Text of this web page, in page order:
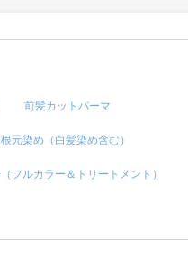
前髪カットパーマ
元染め（白髪染め含む）
フルカラー＆トリートメント）